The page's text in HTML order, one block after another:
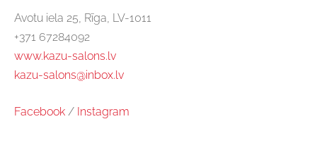
Avotu iela 25, Rīga, LV-1011
+371 67284092
www.kazu-salons.lv
kazu-salons@inbox.lv
Facebook / Instagram